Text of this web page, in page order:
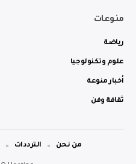
منوعات
رياضة
علوم وتكنولوجيا
أخبار منوعة
ثقافة وفن
من نحن الترددات